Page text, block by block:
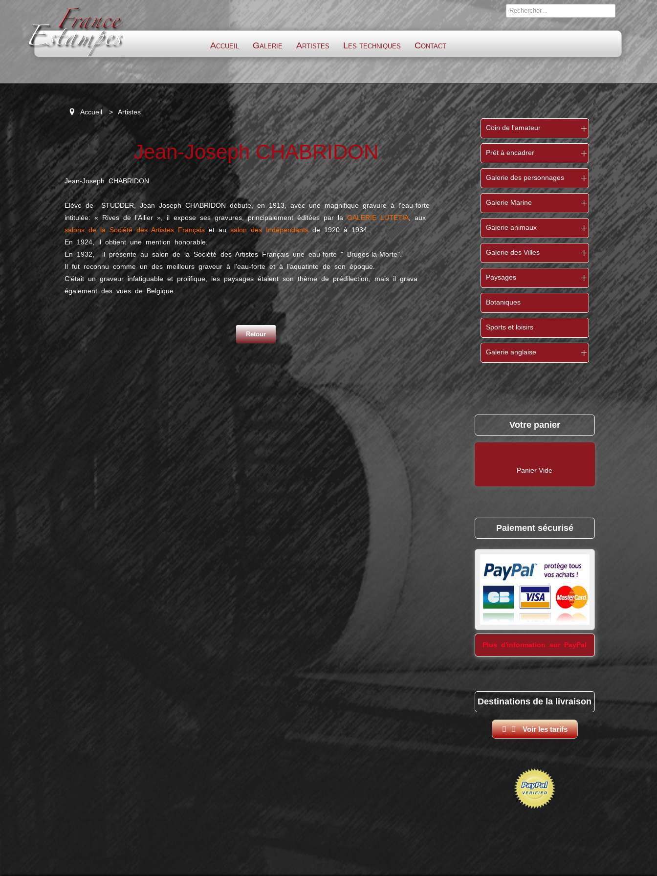
Accueil Galerie Artistes Les techniques Contact
Coin de l'amateur
Prét à encadrer
Galerie des personnages
Galerie Marine
Galerie animaux
Galerie des Villes
Paysages
Botaniques
Sports et loisirs
Galerie anglaise
Votre panier
Panier Vide
Paiement sécurisé
Plus d'information sur PayPal
Destinations de la livraison
Voir les tarifs
Accueil > Artistes
Jean-Joseph CHABRIDON
Jean-Joseph CHABRIDON.
Elève de STUDDER, Jean Joseph CHABRIDON débute, en 1913,avec une magnifique gravure à l'eau-forte
intitulée: « Rives de l'Allier », il expose ses gravures, principalement éditées par laGALERIE LUTÉTIA , aux
salons de la Société des Artistes Français et au salon des Indépendantsde 1920 à 1934.
En 1924, il obtient une mention honorable.
En 1932, il présente au salon de la Société des Artistes Français une eau-forte " Bruges-la-Morte".
Il fut reconnu comme un des meilleurs graveur à l'eau-forte et à l'aquatinte de son époque.
C'était un graveur infatiguable et prolifique, les paysages étaient son thème de prédilection, mais il grava
également des vues de Belgique.
Retour